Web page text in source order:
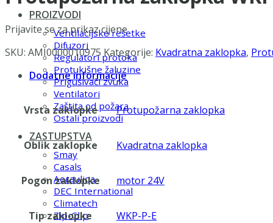
PROIZVODI
Ventilacijske rešetke
Difuzori
Regulatori protoka
Protukišne žaluzine
Prigušivači zvuka
Ventilatori
Zaštita od požara
Ostali proizvodi
ZASTUPSTVA
Smay
Casals
Aerauliqa
DEC International
Climatech
Zip-Clip
Prijavite se za prikaz cijene
SKU: AMI0000010975 Kategorije: Kvadratna zaklopka,
Dodatne informacije
Vrsta zaklopke Protupožarna zaklopka
Oblik zaklopke Kvadratna zaklopka
Pogon zaklopke motor 24V
Tip zaklopke WKP-P-E